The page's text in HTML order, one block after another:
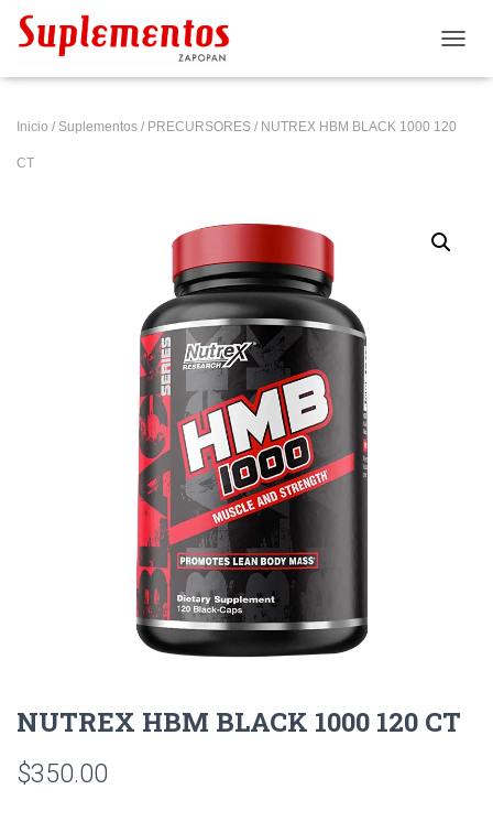
Inicio / Suplementos / PRECURSORES / NUTREX HBM BLACK 1000 120
CT
NUTREX HBM BLACK 1000 120 CT
$350.00